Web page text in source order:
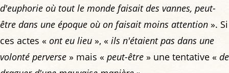
d'euphorie où tout le monde faisait des vannes, peut-
être dans une époque où on faisait moins attention ». Si
ces actes « ont eu lieu », « ils n'étaient pas dans une
volonté perverse » mais « peut-être » une tentative « de